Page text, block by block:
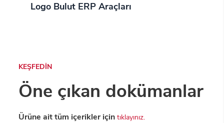
Logo Bulut ERP Araçları
KEŞFEDİN
Öne çıkan dokümanlar
Ürüne ait tüm içerikler içintıklayınız.